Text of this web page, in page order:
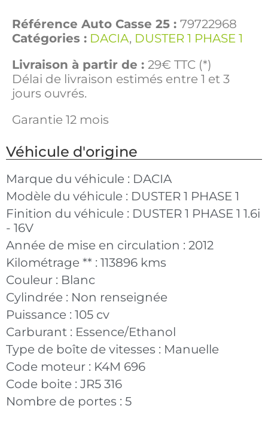
Référence Auto Casse 25 : 79722968
Catégories : DACIA, DUSTER 1 PHASE 1
Livraison à partir de : 29€ TTC (*)
Délai de livraison estimés entre 1 et 3
jours ouvrés.
Garantie 12 mois
Véhicule d'origine
Marque du véhicule : DACIA
Modèle du véhicule : DUSTER 1 PHASE 1
Finition du véhicule : DUSTER 1 PHASE 1 1.6i
- 16V
Année de mise en circulation : 2012
Kilométrage ** : 113896 kms
Couleur : Blanc
Cylindrée : Non renseignée
Puissance : 105 cv
Carburant : Essence/Ethanol
Type de boîte de vitesses : Manuelle
Code moteur : K4M 696
Code boite : JR5 316
Nombre de portes : 5